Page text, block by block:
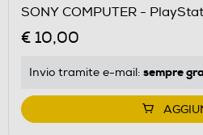
SONY COMPUTER -
€ 10,00
Invio tramite e-mail: sempre